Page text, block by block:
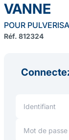
VANNE
POUR
Réf. 812324